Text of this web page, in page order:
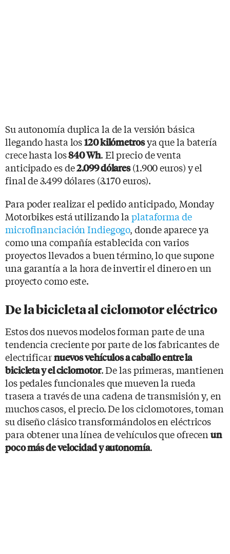
Su autonomía duplica la de la versión básica
llegando hasta los120 kilómetrosya que la batería
crece hasta los840 Wh. El precio de venta
anticipado es de2.099 dólares(1.900 euros) y el
final de 3.499 dólares (3.170 euros).
Para poder realizar el pedido anticipado, Monday
Motorbikes está utilizando la plataforma de
microfinanciación Indiegogo, donde aparece ya
como una compañía establecida con varios
proyectos llevados a buen término, lo que supone
una garantía a la hora de invertir el dinero en un
proyecto como este.
De la bicicleta al ciclomotor eléctrico
Estos dos nuevos modelos forman parte de una
tendencia creciente por parte de los fabricantes de
electrificarnuevos vehículos a caballo entre la
bicicleta y el ciclomotor. De las primeras, mantienen
los pedales funcionales que mueven la rueda
trasera a través de una cadena de transmisión y, en
muchos casos, el precio. De los ciclomotores, toman
su diseño clásico transformándolos en eléctricos
para obtener una línea de vehículos que ofrecenun
poco más de velocidad y autonomía.